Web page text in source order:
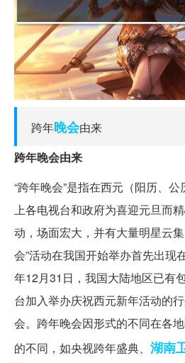
跨年晚会由来
跨年晚会由来
“跨年晚会”是指在西元（阳历、
上各电视台和政府为喜迎元旦而
动，场面宏大，并有大量明星云
会”活动在我国开始举办首先出现
年12月31日，我国大陆地区已有
台加入举办庆祝西元新年活动的
会。跨年晚会因形式的不同在各
的不同，如央视跨年盛典、 湖南